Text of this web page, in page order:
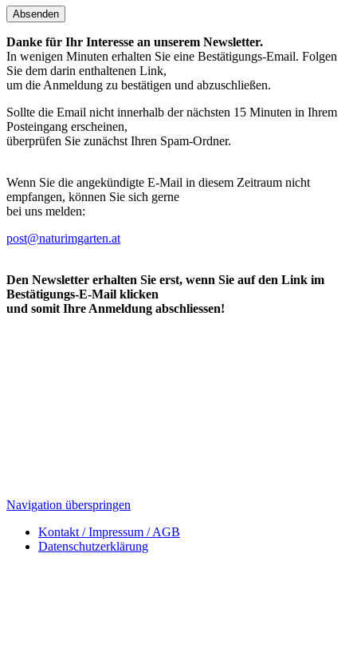
Absenden
Danke für Ihr Interesse an unserem Newsletter.
In wenigen Minuten erhalten Sie eine Bestätigungs-Email. Folgen
Sie dem darin enthaltenen Link,
um die Anmeldung zu bestätigen und abzuschließen.
Sollte die Email nicht innerhalb der nächsten 15 Minuten in Ihrem
Posteingang erscheinen,
überprüfen Sie zunächst Ihren Spam-Ordner.
Wenn Sie die angekündigte E-Mail in diesem Zeitraum nicht
empfangen, können Sie sich gerne
bei uns melden:
post@naturimgarten.at
Den Newsletter erhalten Sie erst, wenn Sie auf den Link im
Bestätigungs-E-Mail klicken
und somit Ihre Anmeldung abschliessen!
Navigation überspringen
Kontakt / Impressum / AGB
Datenschutzerklärung